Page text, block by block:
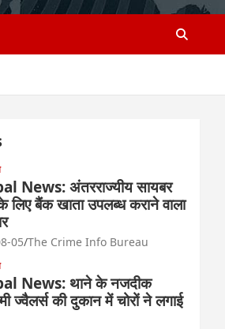
News: अंतरराज्यीय सायबर
लिए बैंक खाता उपलब्ध कराने वाला
05 The Crime Info Bureau
News: थाने के नजदीक
ज्वैलर्स की दुकान में चोरों ने लगाई